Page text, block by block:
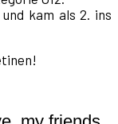
kam als 2. ins